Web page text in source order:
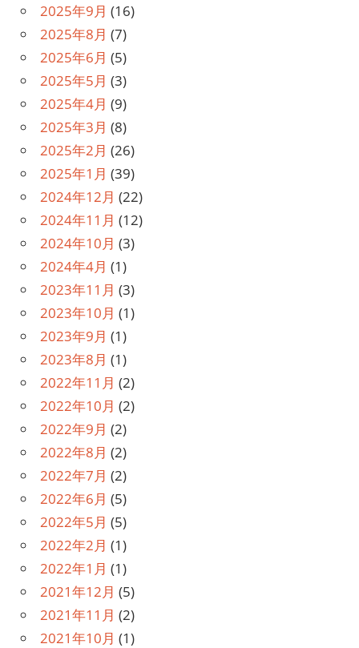
2025年9月 (16)
2025年8月 (7)
2025年6月 (5)
2025年5月 (3)
2025年4月 (9)
2025年3月 (8)
2025年2月 (26)
2025年1月 (39)
2024年12月 (22)
2024年11月 (12)
2024年10月 (3)
2024年4月 (1)
2023年11月 (3)
2023年10月 (1)
2023年9月 (1)
2023年8月 (1)
2022年11月 (2)
2022年10月 (2)
2022年9月 (2)
2022年8月 (2)
2022年7月 (2)
2022年6月 (5)
2022年5月 (5)
2022年2月 (1)
2022年1月 (1)
2021年12月 (5)
2021年11月 (2)
2021年10月 (1)